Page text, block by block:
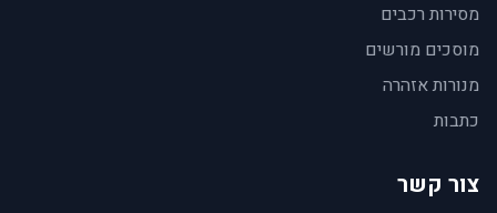
מסירות רכבים
מוסכים מורשים
מנורות אזהרה
כתבות
צור קשר